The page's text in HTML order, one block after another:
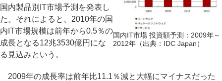
国内IT市場 投資額予測：2009年～
2012年（出典：IDC Japan）
国内製品別IT市場予測を発表し
た。それによると、2010年の国
内IT市場規模は前年から0.5％の
成長となる12兆3530億円にな
る見込みという。
2009年の成長率は前年比11.1％減と大幅にマイナスだった